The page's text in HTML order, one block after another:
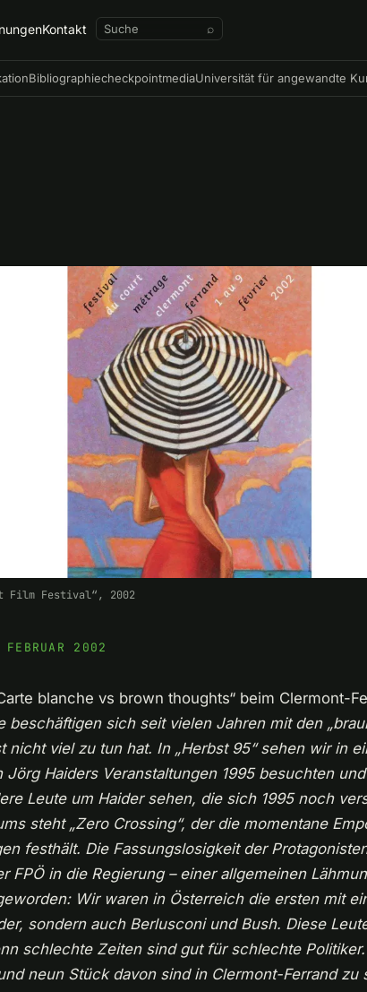
Kontakt ⌕
BibliographiecheckpointmediaUniversität für angewandte
Film Festival“, 2002
2002
blanche vs brown thoughts“ beim Clermont-
beschäftigen sich seit vielen Jahren mit den
nicht viel zu tun hat. In „Herbst 95“ sehen wir in
Haiders Veranstaltungen 1995 besuchten
Leute um Haider sehen, die sich 1995 noch
steht „Zero Crossing“, der die momentane
festhält. Die Fassungslosigkeit der
FPÖ in die Regierung – einer allgemeinen
Wir waren in Österreich die ersten mit
sondern auch Berlusconi und Bush. Diese
schlechte Zeiten sind gut für schlechte
neun Stück davon sind in Clermont-Ferrand zu